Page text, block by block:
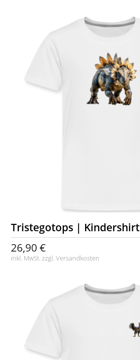
Tristegotops | Kindershirt
26,90 €
inkl. MwSt. zzgl.Versandkosten